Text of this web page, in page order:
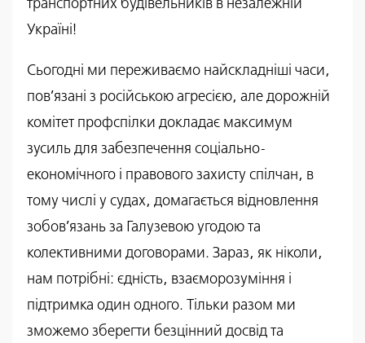
транспортних будівельників в незалежній
Україні!
Сьогодні ми переживаємо найскладніші часи,
пов’язані з російською агресією, але дорожній
комітет профспілки докладає максимум
зусиль для забезпечення соціально-
економічного і правового захисту спілчан, в
тому числі у судах, домагається відновлення
зобов’язань за Галузевою угодою та
колективними договорами. Зараз, як ніколи,
нам потрібні: єдність, взаєморозуміння і
підтримка один одного. Тільки разом ми
зможемо зберегти безцінний досвід та